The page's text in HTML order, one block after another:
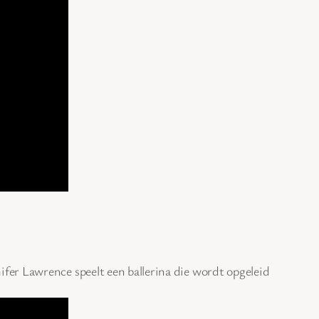
Lawrence speelt een ballerina die wordt opgeleid